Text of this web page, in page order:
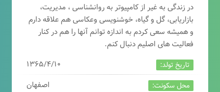
در زندگی به غیر از کامپیوتر به روانشناسی ، مدیریت،
بازاریابی، گل و گیاه، خوشنویسی وعکاسی هم علاقه دارم
و همیشه سعی کردم به اندازه توانم آنها را هم در کنار
فعالیت های اصلیم دنبال کنم.
تاریخ تولد: ۱۳۶۵/۴/۱۰
محل سکونت: اصفهان